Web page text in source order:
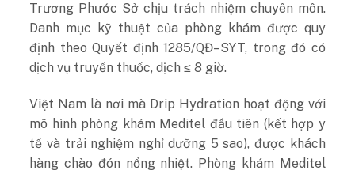
Trương Phước Sở chịu trách nhiệm chuyên môn.
Danh mục kỹ thuật của phòng khám được quy
định theo Quyết định 1285/QĐ–SYT, trong đó có
dịch vụ truyền thuốc, dịch ≤ 8 giờ.
Việt Nam là nơi mà Drip Hydration hoạt động với
mô hình phòng khám Meditel đầu tiên (kết hợp y
tế và trải nghiệm nghỉ dưỡng 5 sao), được khách
hàng chào đón nồng nhiệt. Phòng khám Meditel